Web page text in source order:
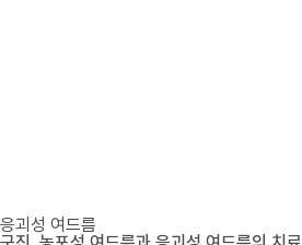
응괴성 여드름